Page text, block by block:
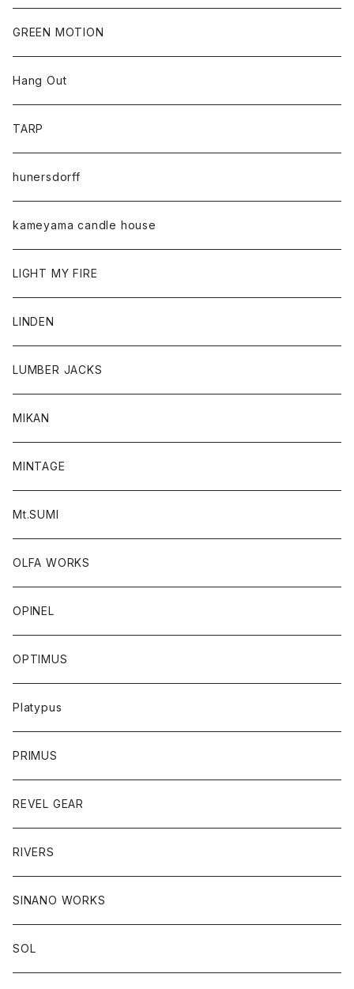
GREEN MOTION
Hang Out
TARP
hunersdorff
kameyama candle house
LIGHT MY FIRE
LINDEN
LUMBER JACKS
MIKAN
MINTAGE
Mt.SUMI
OLFA WORKS
OPINEL
OPTIMUS
Platypus
PRIMUS
REVEL GEAR
RIVERS
SINANO WORKS
SOL